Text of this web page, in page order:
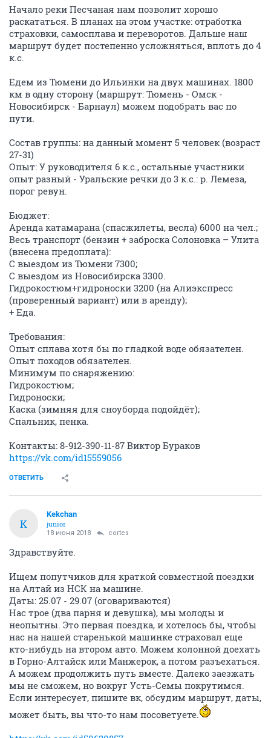
Начало реки Песчаная нам позволит хорошо
раскататься. В планах на этом участке: отработка
страховки, самосплава и переворотов. Дальше наш
маршрут будет постепенно усложняться, вплоть до 4
к.с.
Едем из Тюмени до Ильинки на двух машинах. 1800
км в одну сторону (маршрут: Тюмень - Омск -
Новосибирск - Барнаул) можем подобрать вас по
пути.
Состав группы: на данный момент 5 человек (возраст
27-31)
Опыт: У руководителя 6 к.с., остальные участники
опыт разный - Уральские речки до 3 к.с.: р. Лемеза,
порог ревун.
Бюджет:
Аренда катамарана (спасжилеты, весла) 6000 на чел.;
Весь транспорт (бензин + заброска Солоновка – Улита
(внесена предоплата):
С выездом из Тюмени 7300;
С выездом из Новосибирска 3300.
Гидрокостюм+гидроноски 3200 (на Алиэкспресс
(проверенный вариант) или в аренду);
+ Еда.
Требования:
Опыт сплава хотя бы по гладкой воде обязателен.
Опыт походов обязателен.
Минимум по снаряжению:
Гидрокостюм;
Гидроноски;
Каска (зимняя для сноуборда подойдёт);
Спальник, пенка.
Контакты: 8-912-390-11-87 Виктор Бураков
https://vk.com/id15559056
ОТВЕТИТЬ
K
Kekchan
junior
18 июня 2018 cortes
Здравствуйте.
Ищем попутчиков для краткой совместной поездки
на Алтай из НСК на машине.
Даты: 25.07 - 29.07 (оговариваются)
Нас трое (два парня и девушка), мы молоды и
неопытны. Это первая поездка, и хотелось бы, чтобы
нас на нашей старенькой машинке страховал еще
кто-нибудь на втором авто. Можем колонной доехать
в Горно-Алтайск или Манжерок, а потом разъехаться.
А можем продолжить путь вместе. Далеко заезжать
мы не сможем, но вокруг Усть-Семы покрутимся.
Если интересует, пишите вк, обсудим маршрут, даты,
может быть, вы что-то нам посоветуете.